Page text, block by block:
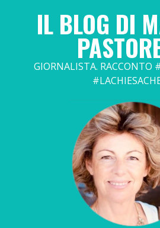
IL BLOG DI
GIORNALISTA. RACCONTO